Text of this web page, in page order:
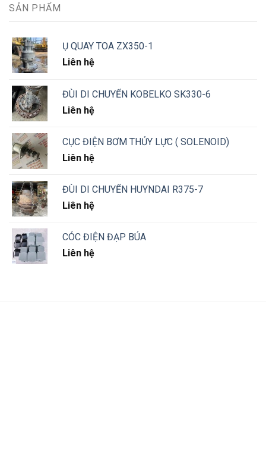
SẢN PHẨM
Ụ QUAY TOA ZX350-1
Liên hệ
ĐÙI DI CHUYỂN KOBELKO SK330-6
Liên hệ
CỤC ĐIỆN BƠM THỦY LỰC ( SOLENOID)
ZX200/240-3
Liên hệ
ĐÙI DI CHUYỂN HUYNDAI R375-7
Liên hệ
CÓC ĐIỆN ĐẠP BÚA
Liên hệ